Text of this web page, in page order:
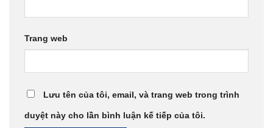
Trang web
Lưu tên của tôi, email, và trang web trong trình
duyệt này cho lần bình luận kế tiếp của tôi.